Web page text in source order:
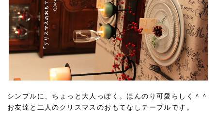
シンプルに、ちょっと大人っぽく。ほんのり可愛らしく＾＾
お友達と二人のクリスマスのおもてなしテーブルです。